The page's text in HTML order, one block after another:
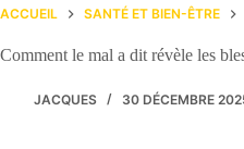
ACCUEIL SANTÉ ET BIEN-ÊTRE
Comment le mal a dit révèle les
JACQUES 30 DÉCEMBRE